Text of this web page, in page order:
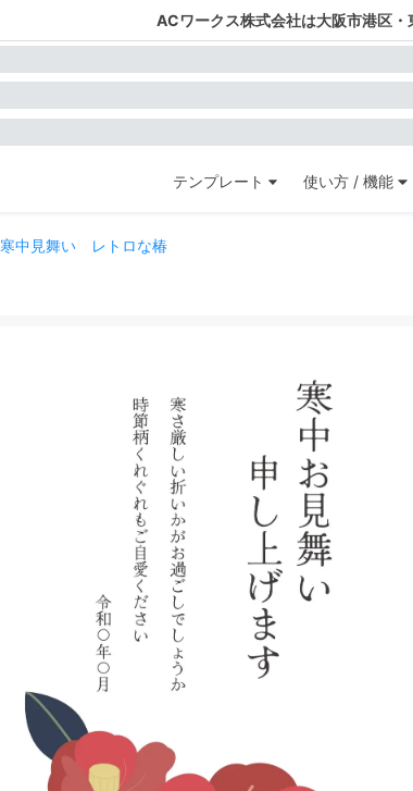
ACワークス株式会社は大阪市港区
テンプレート 使い方 / 機能
寒中見舞い レトロな椿